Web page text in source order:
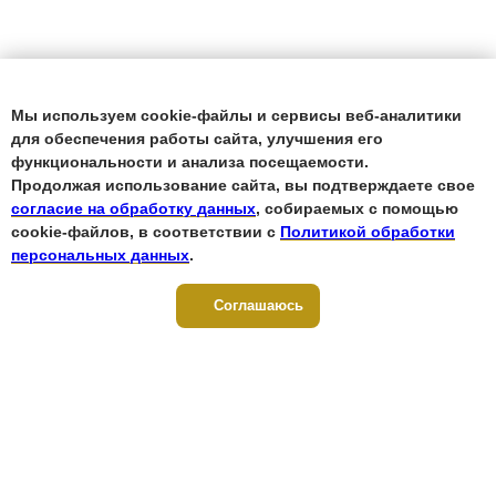
Мы используем cookie-файлы и сервисы веб-аналитики
для обеспечения работы сайта, улучшения его
функциональности и анализа посещаемости.
Продолжая использование сайта, вы подтверждаете свое
согласие на обработку данных, собираемых с помощью
cookie-файлов, в соответствии с Политикой обработки
персональных данных.
Соглашаюсь